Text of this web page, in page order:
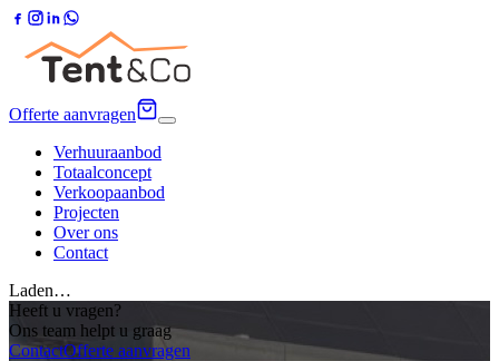
Offerte aanvragen
Verhuuraanbod
Totaalconcept
Verkoopaanbod
Projecten
Over ons
Contact
Laden…
Heeft u vragen?
Ons team helpt u graag
ContactOfferte aanvragen